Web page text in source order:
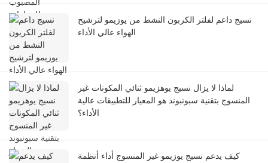
نسيج داعم لفلتر الكربون النشط من يوزيمو لترشيح
الهواء عالي الأداء
لماذا لا يزال نسيج يوهزيمو ثنائي المكونات غير
المنسوج بتقنية سبونبوند هو المعيار للتطبيقات عالية
الأداء؟
كيف يدعم نسيج يوزيمو غير المنسوج أداء أنظمة